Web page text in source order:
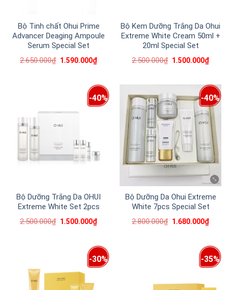
Bộ Tinh chất Ohui Prime
Advancer Deaging Ampoule
Serum⁣ Special Set
2.650.000₫ 1.590.000₫
Bộ Kem Dưỡng Trắng Da Ohui
Extreme White Cream 50ml +
20ml Special Set
2.500.000₫ 1.500.000₫
-40%
Bộ Dưỡng Trắng Da OHUI
Extreme White Set 2pcs
2.500.000₫ 1.500.000₫
-40%
Bộ Dưỡng Da Ohui Extreme
White 7pcs Special Set
2.800.000₫ 1.680.000₫
-30% -35%